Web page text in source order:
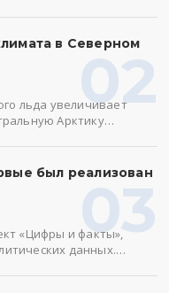
02
в Северном
льда увеличивает
Арктику…
03
был реализован
«Цифры и факты»,
данных.…